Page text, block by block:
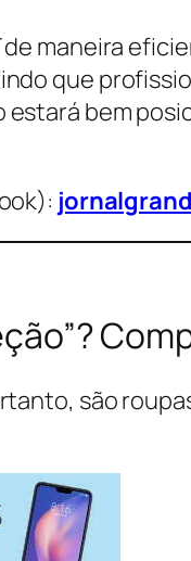
maneira
que
bem
são